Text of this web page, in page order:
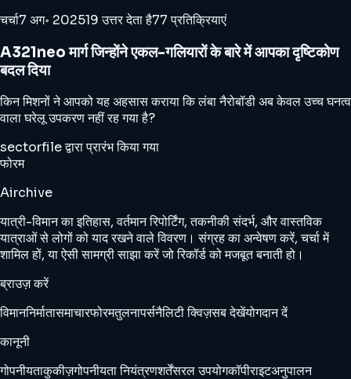
चर्चा7 अग॰ 202519 उत्तर देता है77 प्रतिक्रियाएं
A321neo मार्ग जिन्होंने एकल-गलियारों के बारे में आपका दृष्टिकोण
बदल दिया
किन मिशनों ने आपको यह अहसास कराया कि लंबा नैरोबॉडी अब केवल उच्च घनत्व
वाला घरेलू उपकरण नहीं रह गया है?
sectorfile द्वारा प्रारंभ किया गया
फोरम
Airchive
यात्री-विमान का इतिहास, वर्तमान रिपोर्टिंग, तकनीकी संदर्भ, और वास्तविक
यात्राओं से लोगों को याद रखने वाले विवरण। संग्रह का अन्वेषण करें, चर्चा में
शामिल हों, या ऐसी सामग्री साझा करें जो रिकॉर्ड को मजबूत बनाती हो।
ब्राउज़ करें
विमाननिर्मातासमाचारफोरमतुलनापर्सनैलिटी क्विज़सब देखेंयोगदान दें
कानूनी
गोपनीयताकुकीज़गोपनीयता नियंत्रणशर्तेंसरल उपयोगकॉपीराइटअनुपालन